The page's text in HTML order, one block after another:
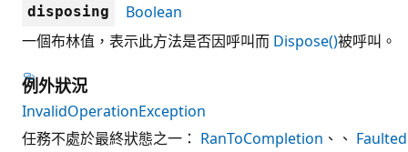
disposing
Boolean
一個布林值，表示此方法是否因呼叫而 Dispose()被呼叫。
例外狀況
InvalidOperationException
任務不處於最終狀態之一： RanToCompletion 、、 Faulted